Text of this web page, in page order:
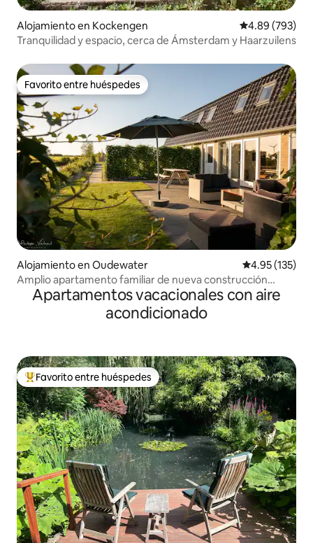
Alojamiento en Kockengen Calificación
4.89 (793)
Tranquilidad y espacio, cerca de Ámsterdam y Haarzuilens
Favorito entre huéspedes
Favorito entre huéspedes
Alojamiento en Oudewater Calificación
4.95 (135)
Amplio apartamento familiar de nueva construcción
cerca de Utrecht
Apartamentos vacacionales con aire
acondicionado
Favorito entre huéspedes preferido
Favorito entre huéspedes